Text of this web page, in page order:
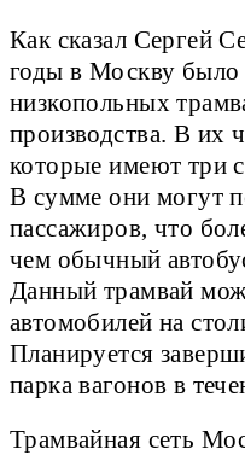
Как сказал Сергей
годы в Москву было
низкопольных
производства. В их
которые имеют три
В сумме они могут
пассажиров, что
чем обычный
Данный трамвай
автомобилей на
Планируется
парка вагонов в
Трамвайная сеть